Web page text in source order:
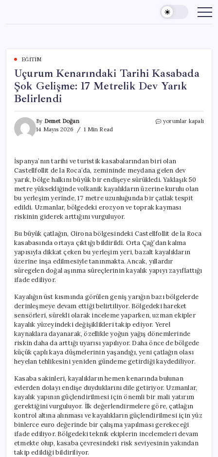
content
EĞITIM
Uçurum Kenarındaki Tarihi Kasabada
Şok Gelişme: 17 Metrelik Dev Yarık
Belirlendi
By Demet Doğan
14 Mayıs 2026
1 Min Read
Uçurum
Gelişme:
17
Metrelik
Dev
Yarık
Belirlendi
için
yorumlar kapalı
İspanya’nın tarihi ve turistik kasabalarından biri olan
Castellfollit de la Roca’da, zemininde meydana gelen dev
yarık, bölge halkını büyük bir endişeye sürükledi. Yaklaşık 50
metre yüksekliğinde volkanik kayalıkların üzerine kurulu olan
bu yerleşim yerinde, 17 metre uzunluğunda bir çatlak tespit
edildi. Uzmanlar, bölgedeki erozyon ve toprak kayması
riskinin giderek arttığını vurguluyor.
Bu büyük çatlağın, Girona bölgesindeki Castellfollit de la Roca
kasabasında ortaya çıktığı bildirildi. Orta Çağ’dan kalma
yapısıyla dikkat çeken bu yerleşim yeri, bazalt kayalıkların
üzerine inşa edilmesiyle tanınmakta. Ancak, yıllardır
süregelen doğal aşınma süreçlerinin kayalık yapıyı zayıflattığı
ifade ediliyor.
Kayalığın üst kısmında görülen geniş yarığın bazı bölgelerde
derinleşmeye devam ettiği belirtiliyor. Bölgedeki hareket
sensörleri, sürekli olarak inceleme yaparken, uzman ekipler
kayalık yüzeyindeki değişiklikleri takip ediyor. Yerel
kaynaklara dayanarak, özellikle yoğun yağış dönemlerinde
riskin daha da arttığı uyarısı yapılıyor. Daha önce de bölgede
küçük çaplı kaya düşmelerinin yaşandığı, yeni çatlağın olası
heyelan tehlikesini yeniden gündeme getirdiği kaydediliyor.
Kasaba sakinleri, kayalıkların hemen kenarında bulunan
evlerden dolayı endişe duyduklarını dile getiriyor. Uzmanlar,
kayalık yapının güçlendirilmesi için önemli bir mali yatırım
gerektiğini vurguluyor. İlk değerlendirmelere göre, çatlağın
kontrol altına alınması ve kayalıkların güçlendirilmesi için yüz
binlerce euro değerinde bir çalışma yapılması gerekeceği
ifade ediliyor. Bölgedeki teknik ekiplerin incelemeleri devam
etmekte olup, kasaba çevresindeki risk seviyesinin yakından
takip edildiği bildiriliyor.